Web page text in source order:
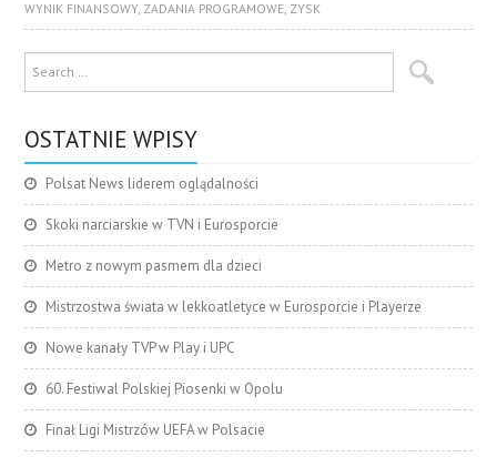
WYNIK FINANSOWY, ZADANIA PROGRAMOWE, ZYSK
OSTATNIE WPISY
Polsat News liderem oglądalności
Skoki narciarskie w TVN i Eurosporcie
Metro z nowym pasmem dla dzieci
Mistrzostwa świata w lekkoatletyce w Eurosporcie i Playerze
Nowe kanały TVP w Play i UPC
60. Festiwal Polskiej Piosenki w Opolu
Finał Ligi Mistrzów UEFA w Polsacie